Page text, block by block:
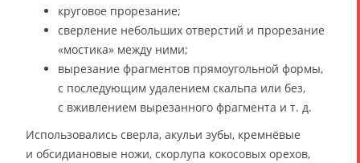
круговое прорезание;
сверление небольших отверстий и прорезание
«мостика» между ними;
вырезание фрагментов прямоугольной формы,
с последующим удалением скальпа или без,
с вживлением вырезанного фрагмента и т. д.
Использовались сверла, акульи зубы, кремнёвые
и обсидиановые ножи, скорлупа кокосовых орехов,